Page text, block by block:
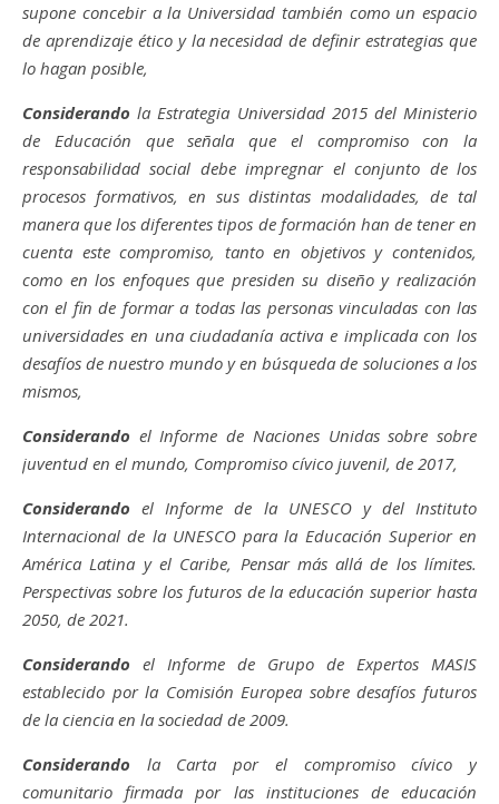
supone concebir a la Universidad también como un espacio
de aprendizaje ético y la necesidad de definir estrategias que
lo hagan posible,
Considerando la Estrategia Universidad 2015 del Ministerio
de Educación que señala que el compromiso con la
responsabilidad social debe impregnar el conjunto de los
procesos formativos, en sus distintas modalidades, de tal
manera que los diferentes tipos de formación han de tener en
cuenta este compromiso, tanto en objetivos y contenidos,
como en los enfoques que presiden su diseño y realización
con el fin de formar a todas las personas vinculadas con las
universidades en una ciudadanía activa e implicada con los
desafíos de nuestro mundo y en búsqueda de soluciones a los
mismos,
Considerando el Informe de Naciones Unidas sobre sobre
juventud en el mundo, Compromiso cívico juvenil, de 2017,
Considerando el Informe de la UNESCO y del Instituto
Internacional de la UNESCO para la Educación Superior en
América Latina y el Caribe, Pensar más allá de los límites.
Perspectivas sobre los futuros de la educación superior hasta
2050, de 2021.
Considerando el Informe de Grupo de Expertos MASIS
establecido por la Comisión Europea sobre desafíos futuros
de la ciencia en la sociedad de 2009.
Considerando la Carta por el compromiso cívico y
comunitario firmada por las instituciones de educación